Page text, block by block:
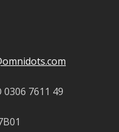
0306 7611 49